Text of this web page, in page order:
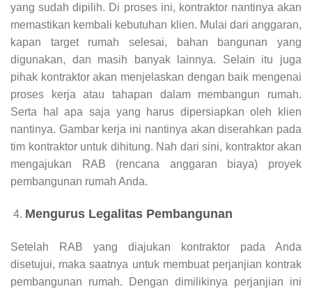
yang sudah dipilih. Di proses ini, kontraktor nantinya akan
memastikan kembali kebutuhan klien. Mulai dari anggaran,
kapan target rumah selesai, bahan bangunan yang
digunakan, dan masih banyak lainnya. Selain itu juga
pihak kontraktor akan menjelaskan dengan baik mengenai
proses kerja atau tahapan dalam membangun rumah.
Serta hal apa saja yang harus dipersiapkan oleh klien
nantinya. Gambar kerja ini nantinya akan diserahkan pada
tim kontraktor untuk dihitung. Nah dari sini, kontraktor akan
mengajukan RAB (rencana anggaran biaya) proyek
pembangunan rumah Anda.
Mengurus Legalitas Pembangunan
Setelah RAB yang diajukan kontraktor pada Anda
disetujui, maka saatnya untuk membuat perjanjian kontrak
pembangunan rumah. Dengan dimilikinya perjanjian ini